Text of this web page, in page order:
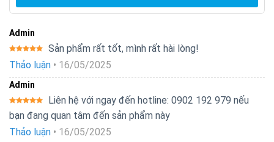
Admin
hạng5 5
Sản phẩm rất tốt, mình rất hài lòng!
Thảo luận • 16/05/2025
Admin
hạng 5 5
Liên hệ với ngay đến hotline: 0902 192 979 nếu
bạn đang quan tâm đến sản phẩm này
Thảo luận • 16/05/2025